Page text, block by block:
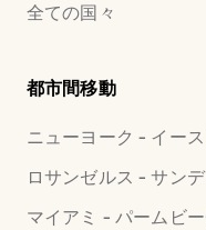
全ての国々
都市間移動
ニューヨーク - イー
ロサンゼルス - サン
マイアミ - パームビ